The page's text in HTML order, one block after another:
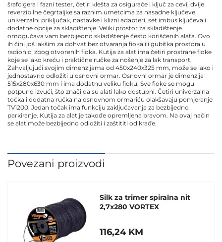
šrafcigera i fazni tester, četiri klešta za osigurače i ključ za cevi, dvije
reverzibilne čegrtaljke sa raznim umetcima za nasadne ključeve,
univerzalni priključak, nastavke i klizni adapteri, set imbus ključeva i
dodatne opcije za skladištenje. Veliki prostor za skladištenje
omogućava vam bezbijedno skladištenje često korišćenih alata. Ovo
ih čini još lakšim za dohvat bez otvaranja fioka ili gubitka prostora u
radionici zbog otvorenih fioka. Kutija za alat ima četiri prostrane fioke
koje se lako kreću i praktične ručke za nošenje za lak transport.
Zahvaljujući svojim dimenzijama od 450x240x325 mm, može se lako i
jednostavno odložiti u osnovni ormar. Osnovni ormar je dimenzija
515x280x630 mm i ima dodatnu veliku fioku. Sve fioke se mogu
potpuno izvući, što znači da su alati lako dostupni. Četiri univerzalna
točka i dodatna ručka na osnovnom ormariću olakšavaju pomjeranje
TV1200. Jedan točak ima funkciju zaključavanja za bezbijedno
parkiranje. Kutija za alat je takođe opremljena bravom. Na ovaj način
se alat može bezbijedno odložiti i zaštititi od krađe.
Povezani proizvodi
Silk za trimer spiralna nit
2,7x280 VORTEX
116,24 KM